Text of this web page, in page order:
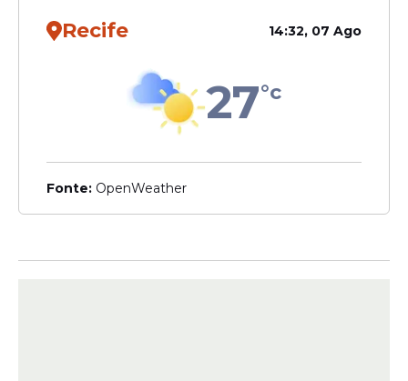
Veja Também
A mulher do jogador, Biancardi, fez
música em um stories publicado:
Recife 14:32, 07 Ago
27°c
Fonte: OpenWeather